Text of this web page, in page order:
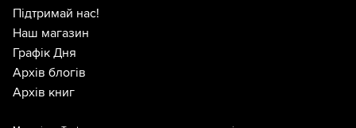
Підтримай нас!
Наш магазин
Графік Дня
Архів блогів
Архів книг